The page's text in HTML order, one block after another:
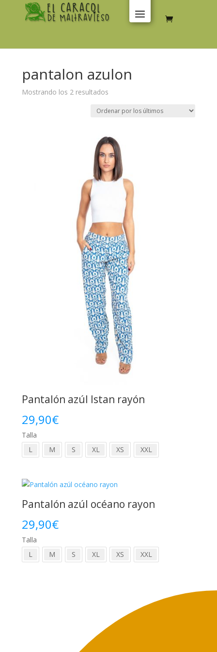
pantalon azulon
Mostrando los 2 resultadosOrdenado
los
Pantalón azúl Istan rayón
29,90€
Talla
L
M S XL XS XXL
Pantalón azúl océano rayon
29,90€
Talla
L
M S XL XS XXL